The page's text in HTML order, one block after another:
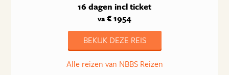
16 dagen incl ticket
va € 1954
BEKIJK DEZE REIS
Alle reizen van NBBS Reizen